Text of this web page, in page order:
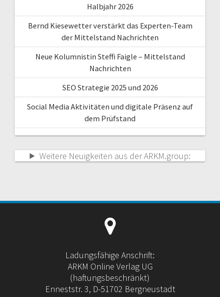
Halbjahr 2026
Bernd Kiesewetter verstärkt das Experten-Team
der Mittelstand Nachrichten
Neue Kolumnistin Steffi Faigle – Mittelstand
Nachrichten
SEO Strategie 2025 und 2026
Social Media Aktivitäten und digitale Präsenz auf
dem Prüfstand
Weitere Neuigkeiten aus der ARKM.group:
Ladungsfähige Anschrift:
ARKM Online Verlag UG
(haftungsbeschränkt)
Enneststr. 3, D-51702 Bergneustadt